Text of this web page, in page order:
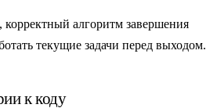
, корректный алгоритм завершения
текущие задачи перед выходом.
к коду